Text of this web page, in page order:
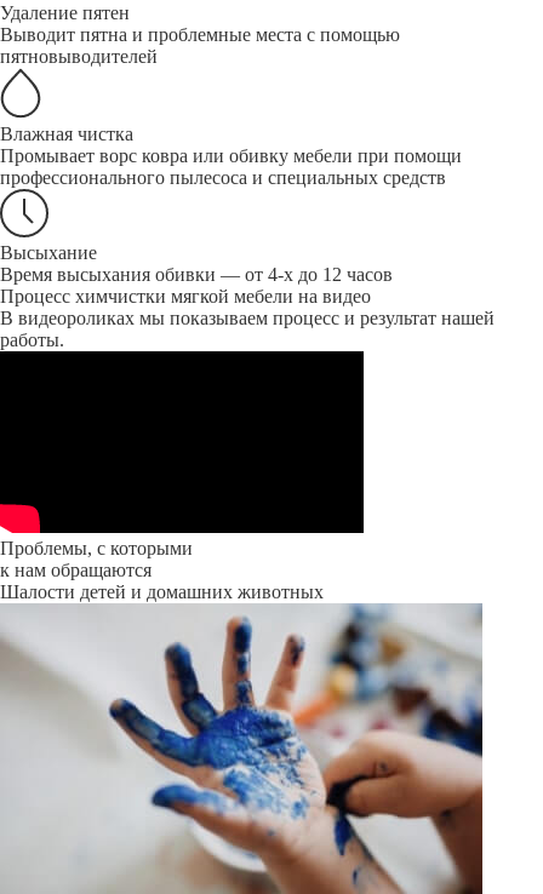
Удаление пятен
Выводит пятна и проблемные места с помощью
пятновыводителей
Влажная чистка
Промывает ворс ковра или обивку мебели при помощи
профессионального пылесоса и специальных средств
Высыхание
Время высыхания обивки — от 4-х до 12 часов
Процесс химчистки мягкой мебели на видео
В видеороликах мы показываем процесс и результат нашей
работы.
Проблемы, с которыми
к нам обращаются
Шалости детей и домашних животных